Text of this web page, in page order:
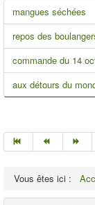
mangues séchées
repos des
commande du 14
aux détours du
Vous êtes ici :